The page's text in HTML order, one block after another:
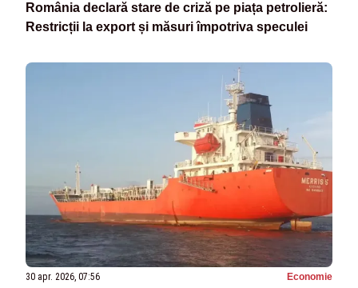
România declară stare de criză pe piața petrolieră:
Restricții la export și măsuri împotriva speculei
30 apr. 2026, 07:56 Economie